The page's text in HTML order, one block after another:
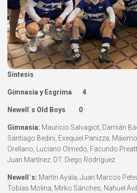
Síntesis
Gimnasia y Esgrima 4
Newell´s Old Boys 0
Gimnasia: Mauricio Salvagiot; Damián
Santiago Bedini, Exequiel Panizza,
Orellano, Luciano Olmedo, Facundo
Juan Martínez. DT. Diego Rodríguez.
Newell´s: Martín Ayala; Juan Marcos
Tobías Molina, Mirko Sánches, Nahuel